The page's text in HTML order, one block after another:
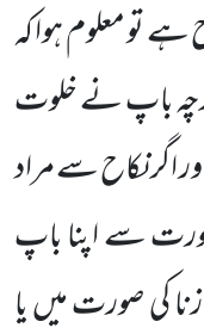
تو معلوم ہوا کہ
باپ نے خلوت
نکاح سے مراد
سے اپنا باپ
کی صورت میں یا